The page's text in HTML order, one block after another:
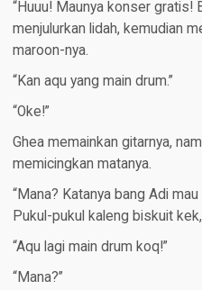
“Huuu! Maunya konser gratis!
menjulurkan lidah, kemudian
maroon-nya.
“Kan aqu yang main drum.”
“Oke!”
Ghea memainkan gitarnya,
memicingkan matanya.
“Mana? Katanya bang Adi
Pukul-pukul kaleng biskuit
“Aqu lagi main drum koq!”
“Mana?”